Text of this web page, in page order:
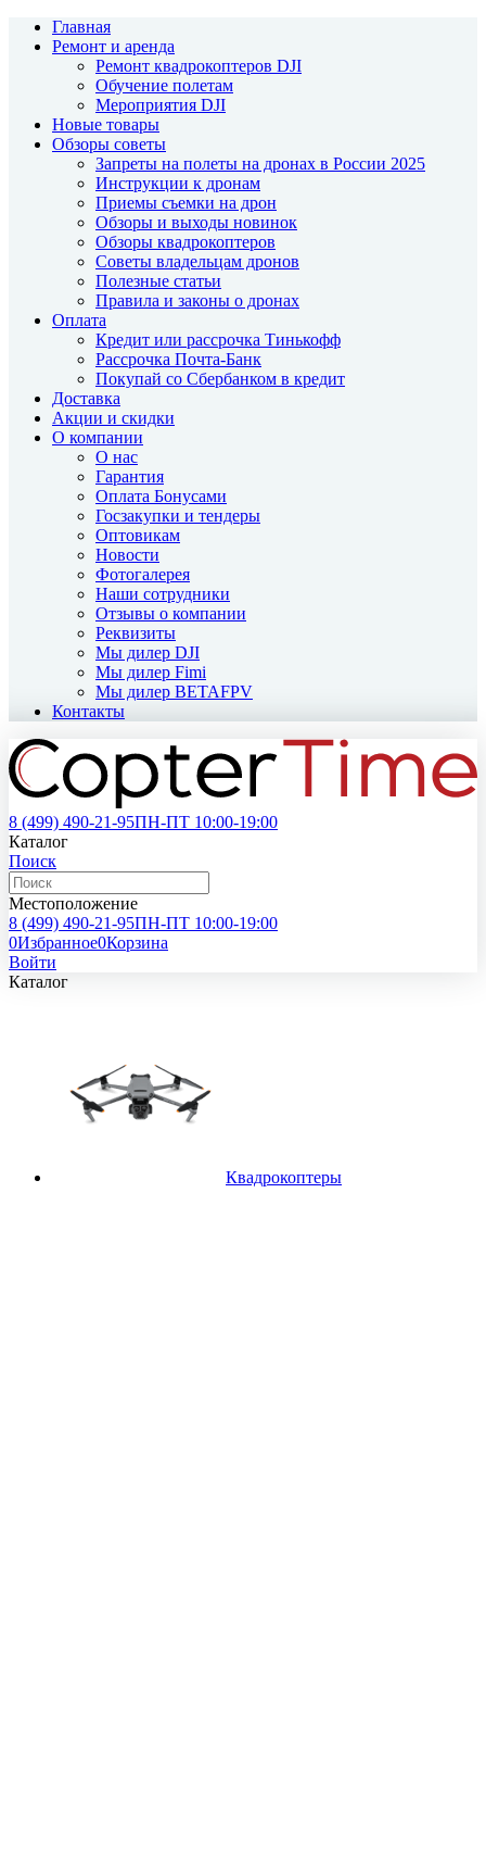
Главная
Ремонт и аренда
Ремонт квадрокоптеров DJI
Обучение полетам
Мероприятия DJI
Новые товары
Обзоры советы
Запреты на полеты на дронах в России 2025
Инструкции к дронам
Приемы съемки на дрон
Обзоры и выходы новинок
Обзоры квадрокоптеров
Советы владельцам дронов
Полезные статьи
Правила и законы о дронах
Оплата
Кредит или рассрочка Тинькофф
Рассрочка Почта-Банк
Покупай со Сбербанком в кредит
Доставка
Акции и скидки
О компании
О нас
Гарантия
Оплата Бонусами
Госзакупки и тендеры
Оптовикам
Новости
Фотогалерея
Наши сотрудники
Отзывы о компании
Реквизиты
Мы дилер DJI
Мы дилер Fimi
Мы дилер BETAFPV
Контакты
8 (499) 490-21-95ПН-ПТ 10:00-19:00
Каталог
Поиск
Местоположение
8 (499) 490-21-95ПН-ПТ 10:00-19:00
0Избранное0Корзина
Войти
Каталог
Квадрокоптеры